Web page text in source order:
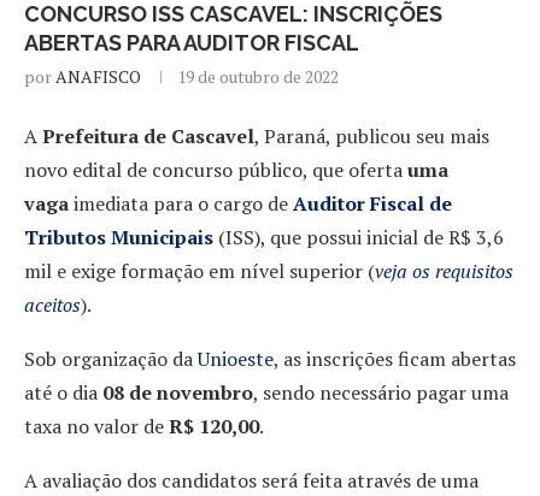
CONCURSO ISS CASCAVEL: INSCRIÇÕES
ABERTAS PARA AUDITOR FISCAL
porANAFISCO 19 de outubro de 2022
APrefeitura de Cascavel, Paraná, publicou seu mais
novo edital de concurso público, que ofertauma
vagaimediata para o cargo deAuditor Fiscal de
Tributos Municipais (ISS), que possui inicial de R$ 3,6
mil e exige formação em nível superior (veja os requisitos
aceitos).
Sob organização daUnioeste, as inscrições ficam abertas
até o dia 08 de novembro, sendo necessário pagar uma
taxa no valor deR$ 120,00.
A avaliação dos candidatos será feita através de uma